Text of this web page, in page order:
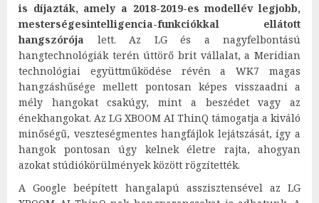
is díjazták, amely a 2018-2019-es modellév legjobb,
mesterségesintelligencia-funkciókkal ellátott
hangszórója lett. Az LG és a nagyfelbontású
hangtechnológiák terén úttörő brit vállalat, a Meridian
technológiai együttműködése révén a WK7 magas
hangzáshűsége mellett pontosan képes visszaadni a
mély hangokat csakúgy, mint a beszédet vagy az
énekhangokat. Az LG XBOOM AI ThinQ támogatja a kiváló
minőségű, veszteségmentes hangfájlok lejátszását, így a
hangok pontosan úgy kelnek életre rajta, ahogyan
azokat stúdiókörülmények között rögzítették.
A Google beépített hangalapú asszisztensével az LG